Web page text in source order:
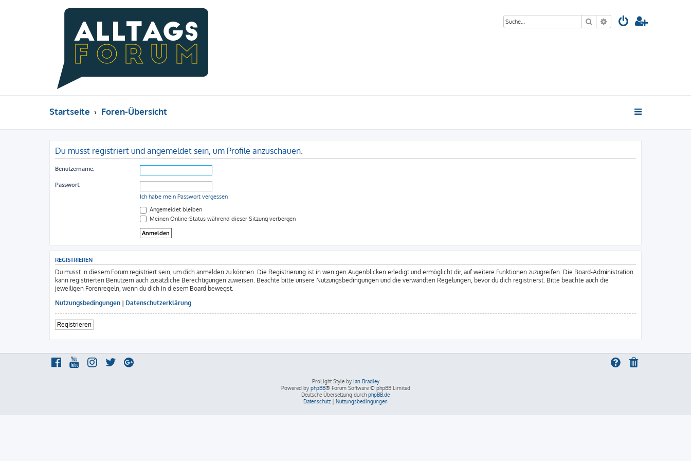
Suche Erweiterte Suche
Startseite Foren-Übersicht
Du musst registriert und angemeldet sein, um Profile anzuschauen.
Benutzername:
Passwort:
Ich habe mein Passwort vergessen
Angemeldet bleiben
Meinen Online-Status während dieser Sitzung verbergen
REGISTRIEREN
Du musst in diesem Forum registriert sein, um dich anmelden zu können. Die Registrierung ist in wenigen Augenblicken erledigt und ermöglicht dir, auf weitere Funktionen zuzugreifen. Die Board-Administration
kann registrierten Benutzern auch zusätzliche Berechtigungen zuweisen. Beachte bitte unsere Nutzungsbedingungen und die verwandten Regelungen, bevor du dich registrierst. Bitte beachte auch die
jeweiligen Forenregeln, wenn du dich in diesem Board bewegst.
Nutzungsbedingungen | Datenschutzerklärung
Registrieren
ProLight Style by Ian Bradley
Powered by phpBB® Forum Software © phpBB Limited
Deutsche Übersetzung durch phpBB.de
Datenschutz | Nutzungsbedingungen